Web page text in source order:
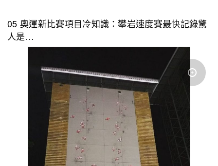
05 奧運新比賽項目冷知識：攀岩速度賽最快記錄驚
人是…